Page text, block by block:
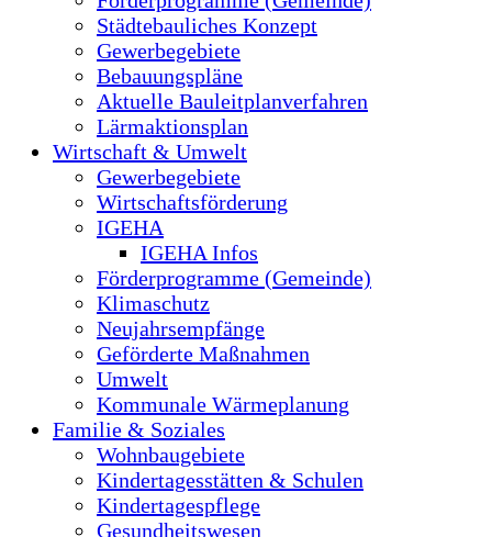
Städtebauliches Konzept
Gewerbegebiete
Bebauungspläne
Aktuelle Bauleitplanverfahren
Lärmaktionsplan
Wirtschaft & Umwelt
Gewerbegebiete
Wirtschaftsförderung
IGEHA
IGEHA Infos
Förderprogramme (Gemeinde)
Klimaschutz
Neujahrsempfänge
Geförderte Maßnahmen
Umwelt
Kommunale Wärmeplanung
Familie & Soziales
Wohnbaugebiete
Kindertagesstätten & Schulen
Kindertagespflege
Gesundheitswesen